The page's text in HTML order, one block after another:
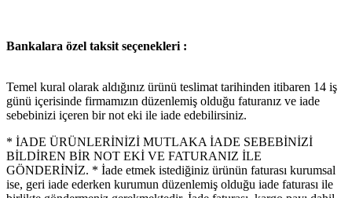
Bankalara özel taksit seçenekleri :
Temel kural olarak aldığınız ürünü teslimat tarihinden itibaren 14 iş
günü içerisinde firmamızın düzenlemiş olduğu faturanız ve iade
sebebinizi içeren bir not eki ile iade edebilirsiniz.
* İADE ÜRÜNLERİNİZİ MUTLAKA İADE SEBEBİNİZİ
BİLDİREN BİR NOT EKİ VE FATURANIZ İLE
GÖNDERİNİZ. * İade etmek istediğiniz ürünün faturası kurumsal
ise, geri iade ederken kurumun düzenlemiş olduğu iade faturası ile